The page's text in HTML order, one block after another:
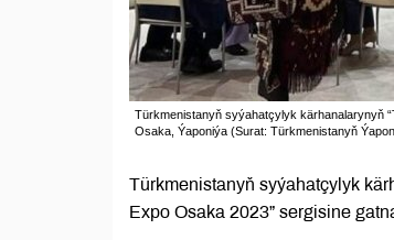
Türkmenistanyň syýahatçylyk kärhanalarynyň
Osaka, Ýaponiýa (Surat: Türkmenistanyň
Türkmenistanyň syýahatçylyk
Expo Osaka 2023” sergisine